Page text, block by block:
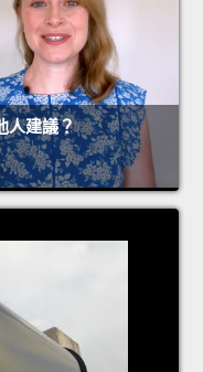
人建議？